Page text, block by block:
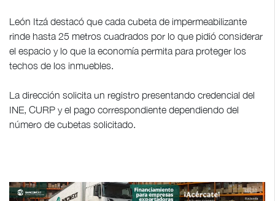
León Itzá destacó que cada cubeta de impermeabilizante
rinde hasta 25 metros cuadrados por lo que pidió considerar
el espacio y lo que la economía permita para proteger los
techos de los inmuebles.
La dirección solicita un registro presentando credencial del
INE, CURP y el pago correspondiente dependiendo del
número de cubetas solicitado.